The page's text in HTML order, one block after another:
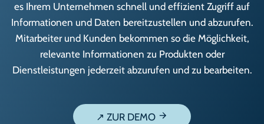
es Ihrem Unternehmen schnell und effizient Zugriff auf
Informationen und Daten bereitzustellen und abzurufen.
Mitarbeiter und Kunden bekommen so die Möglichkeit,
relevante Informationen zu Produkten oder
Dienstleistungen jederzeit abzurufen und zu bearbeiten.
↗ ZUR DEMO